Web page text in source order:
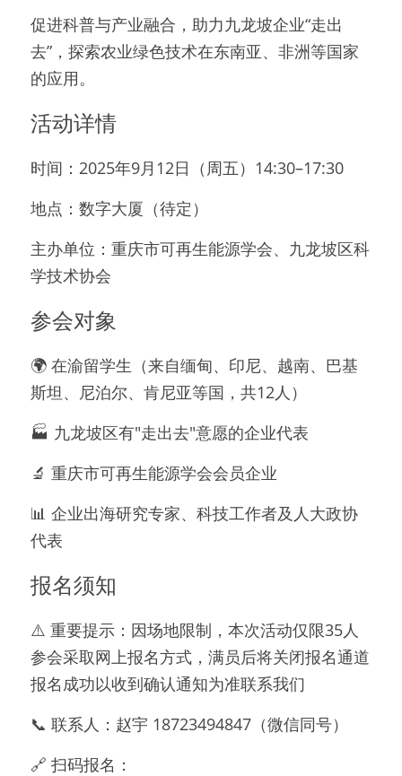
促进科普与产业融合，助力九龙坡企业“走出
去”，探索农业绿色技术在东南亚、非洲等国家
的应用。
活动详情
时间：2025年9月12日（周五）14:30–17:30
地点：数字大厦（待定）
主办单位：重庆市可再生能源学会、九龙坡区科
学技术协会
参会对象
🌍 在渝留学生（来自缅甸、印尼、越南、巴基
斯坦、尼泊尔、肯尼亚等国，共12人）
🏭 九龙坡区有"走出去"意愿的企业代表
🔬 重庆市可再生能源学会会员企业
📊 企业出海研究专家、科技工作者及人大政协
代表
报名须知
⚠️ 重要提示：因场地限制，本次活动仅限35人
参会采取网上报名方式，满员后将关闭报名通道
报名成功以收到确认通知为准联系我们
📞 联系人：赵宇 18723494847（微信同号）
🔗 扫码报名：